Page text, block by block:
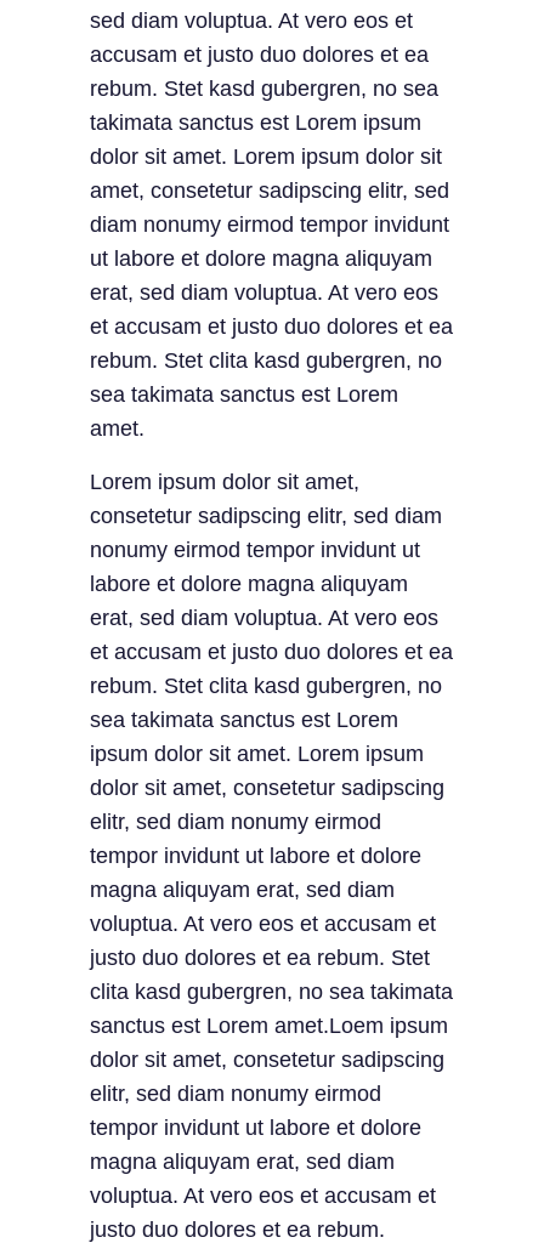
sed diam voluptua. At vero eos et
accusam et justo duo dolores et ea
rebum. Stet kasd gubergren, no sea
takimata sanctus est Lorem ipsum
dolor sit amet. Lorem ipsum dolor sit
amet, consetetur sadipscing elitr, sed
diam nonumy eirmod tempor invidunt
ut labore et dolore magna aliquyam
erat, sed diam voluptua. At vero eos
et accusam et justo duo dolores et ea
rebum. Stet clita kasd gubergren, no
sea takimata sanctus est Lorem
amet.
Lorem ipsum dolor sit amet,
consetetur sadipscing elitr, sed diam
nonumy eirmod tempor invidunt ut
labore et dolore magna aliquyam
erat, sed diam voluptua. At vero eos
et accusam et justo duo dolores et ea
rebum. Stet clita kasd gubergren, no
sea takimata sanctus est Lorem
ipsum dolor sit amet. Lorem ipsum
dolor sit amet, consetetur sadipscing
elitr, sed diam nonumy eirmod
tempor invidunt ut labore et dolore
magna aliquyam erat, sed diam
voluptua. At vero eos et accusam et
justo duo dolores et ea rebum. Stet
clita kasd gubergren, no sea takimata
sanctus est Lorem amet.Loem ipsum
dolor sit amet, consetetur sadipscing
elitr, sed diam nonumy eirmod
tempor invidunt ut labore et dolore
magna aliquyam erat, sed diam
voluptua. At vero eos et accusam et
justo duo dolores et ea rebum.